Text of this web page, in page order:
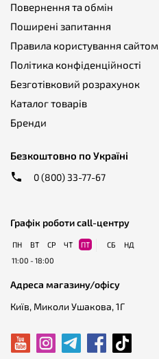
Безкоштовно по Україні
0 (800) 33-77-67
Повернення та обмін
Поширені запитання
Правила користування сайтом
Політика конфіденційності
Безготівковий розрахунок
Каталог товарів
Бренди
Графік роботи call-центру
ПН ВТ СР ЧТ ПТ СБ
НД
11:00 - 18:00
Адреса магазину/офісу
Київ, Миколи Ушакова, 1Г